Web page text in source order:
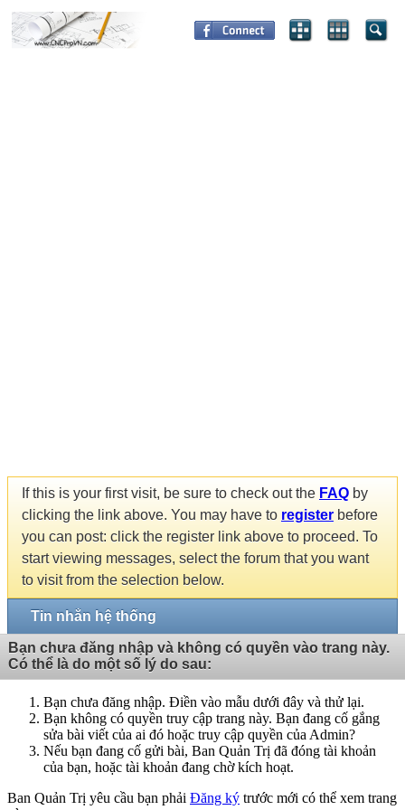
If this is your first visit, be sure to check out the FAQ by
clicking the link above. You may have to register before
you can post: click the register link above to proceed. To
start viewing messages, select the forum that you want
to visit from the selection below.
Tin nhắn hệ thống
Bạn chưa đăng nhập và không có quyền vào trang này.
Có thể là do một số lý do sau:
Bạn chưa đăng nhập. Điền vào mẫu dưới đây và thử lại.
Bạn không có quyền truy cập trang này. Bạn đang cố gắng
sửa bài viết của ai đó hoặc truy cập quyền của Admin?
Nếu bạn đang cố gửi bài, Ban Quản Trị đã đóng tài khoản
của bạn, hoặc tài khoản đang chờ kích hoạt.
Ban Quản Trị yêu cầu bạn phải Đăng ký trước mới có thể xem trang